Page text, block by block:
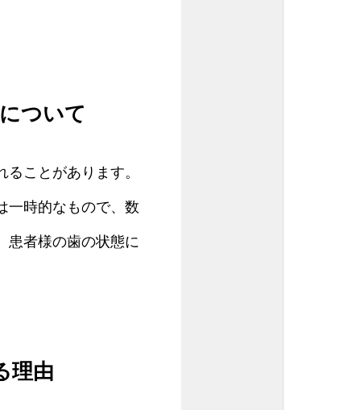
ついて
ことがあります。
一時的なもので、数
患者様の歯の状態に
理由